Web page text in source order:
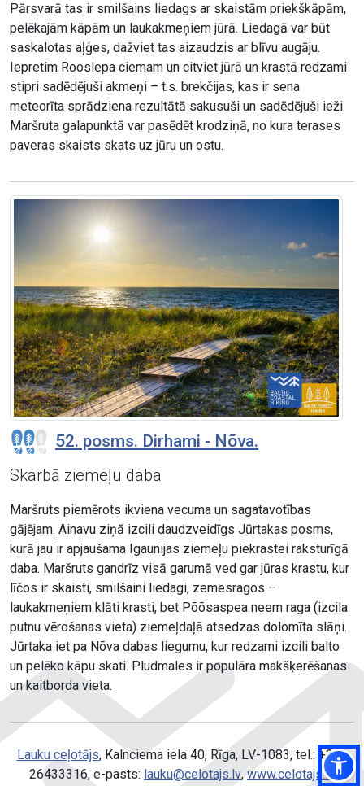
Pārsvarā tas ir smilšains liedags ar skaistām priekškāpām,
pelēkajām kāpām un laukakmeņiem jūrā. Liedagā var būt
saskalotas aļģes, dažviet tas aizaudzis ar blīvu augāju.
Iepretim Rooslepa ciemam un citviet jūrā un krastā redzami
stipri sadēdējuši akmeņi – t.s. brekčijas, kas ir sena
meteorīta sprādziena rezultātā sakusuši un sadēdējuši ieži.
Maršruta galapunktā var pasēdēt krodziņā, no kura terases
paveras skaists skats uz jūru un ostu.
52. posms. Dirhami - Nõva.
Skarbā ziemeļu daba
Maršruts piemērots ikviena vecuma un sagatavotības
gājējam. Ainavu ziņā izcili daudzveidīgs Jūrtakas posms,
kurā jau ir apjaušama Igaunijas ziemeļu piekrastei raksturīgā
daba. Maršruts gandrīz visā garumā ved gar jūras krastu, kur
līčos ir skaisti, smilšaini liedagi, zemesragos –
laukakmeņiem klāti krasti, bet Põõsaspea neem raga (izcila
putnu vērošanas vieta) ziemeļdaļā atsedzas dolomīta slāņi.
Jūrtaka iet pa Nõva dabas liegumu, kur redzami izcili balto
un pelēko kāpu skati. Pludmales ir populāra makšķerēšanas
un kaitborda vieta.
Lauku ceļotājs, Kalnciema iela 40, Rīga, LV-1083, tel.: +371
26433316, e-pasts: lauku@celotajs.lv,www.celotajs.lv